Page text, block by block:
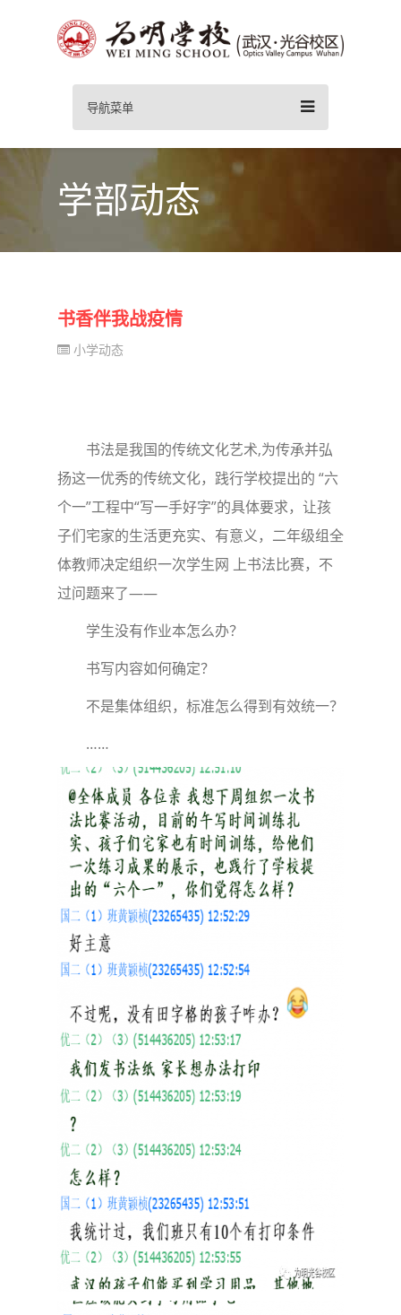
导航菜单
学部动态
书香伴我战疫情
小学动态
书法是我国的传统文化艺术,为传承并弘
扬这一优秀的传统文化，践行学校提出的 “六
个一”工程中“写一手好字”的具体要求，让孩
子们宅家的生活更充实、有意义，二年级组全
体教师决定组织一次学生网 上书法比赛，不
过问题来了——
学生没有作业本怎么办？
书写内容如何确定？
不是集体组织，标准怎么得到有效统一？
……